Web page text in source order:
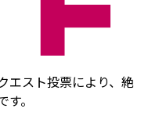
エスト投票により、絶
。